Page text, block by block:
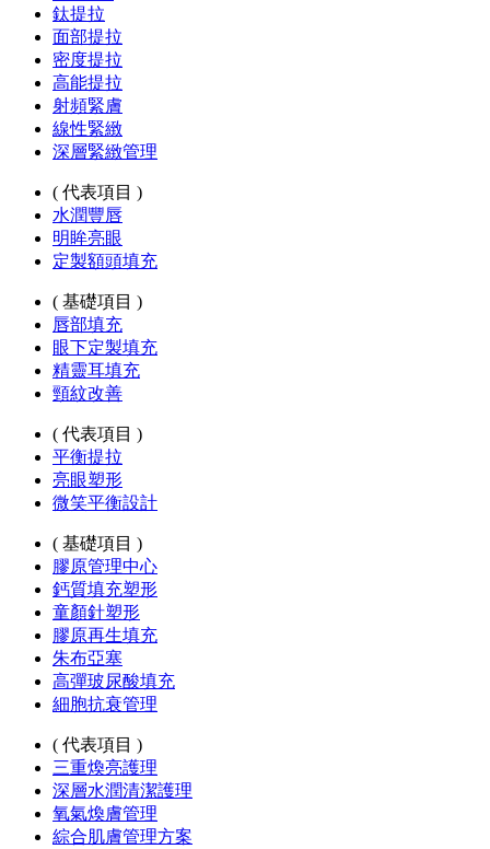
鈦提拉
面部提拉
密度提拉
高能提拉
射頻緊膚
線性緊緻
深層緊緻管理
( 代表項目 )
水潤豐唇
明眸亮眼
定製額頭填充
( 基礎項目 )
唇部填充
眼下定製填充
精靈耳填充
頸紋改善
( 代表項目 )
平衡提拉
亮眼塑形
微笑平衡設計
( 基礎項目 )
膠原管理中心
鈣質填充塑形
童顏針塑形
膠原再生填充
朱布亞塞
高彈玻尿酸填充
細胞抗衰管理
( 代表項目 )
三重煥亮護理
深層水潤清潔護理
氧氣煥膚管理
綜合肌膚管理方案